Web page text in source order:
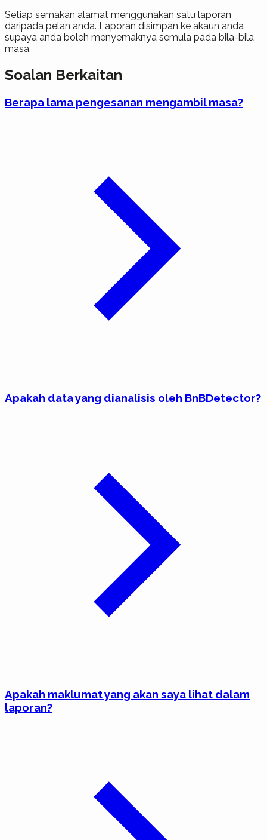
Setiap semakan alamat menggunakan satu laporan
daripada pelan anda. Laporan disimpan ke akaun anda
supaya anda boleh menyemaknya semula pada bila-bila
masa.
Soalan Berkaitan
Berapa lama pengesanan mengambil masa?
Apakah data yang dianalisis oleh BnBDetector?
Apakah maklumat yang akan saya lihat dalam
laporan?